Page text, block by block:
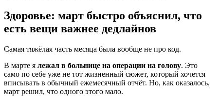
Здоровье: март быстро объяснил, что
есть вещи важнее дедлайнов
Самая тяжёлая часть месяца была вообще не про код.
В марте я лежал в больнице на операции на голову. Это
само по себе уже не тот жизненный сюжет, который хочется
вписывать в обычный ежемесячный отчёт. Но, как оказалось,
март решил, что одного этого мало.